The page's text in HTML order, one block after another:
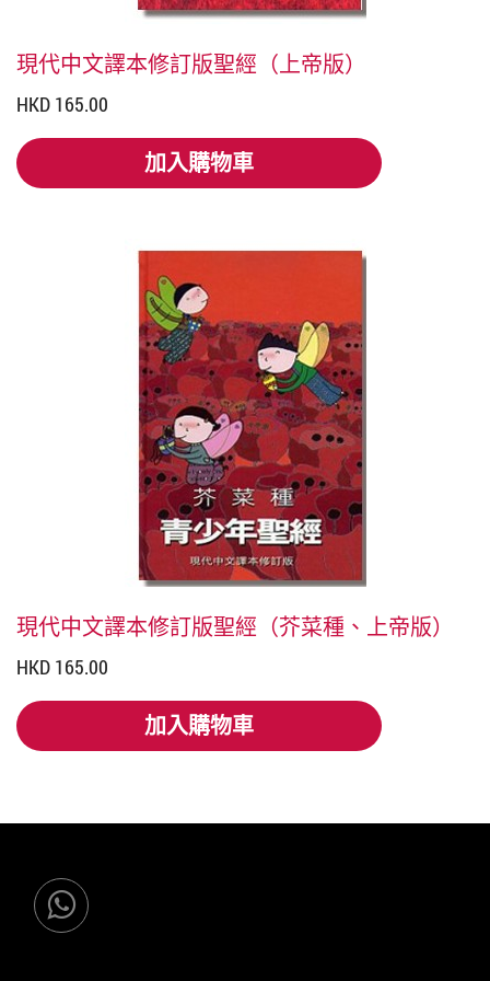
現代中文譯本修訂版聖經（上帝版）
HKD 165.00
加入購物車
加入購物車
現代中文譯本修訂版聖經（芥菜種、上帝版）
HKD 165.00
加入購物車
加入購物車